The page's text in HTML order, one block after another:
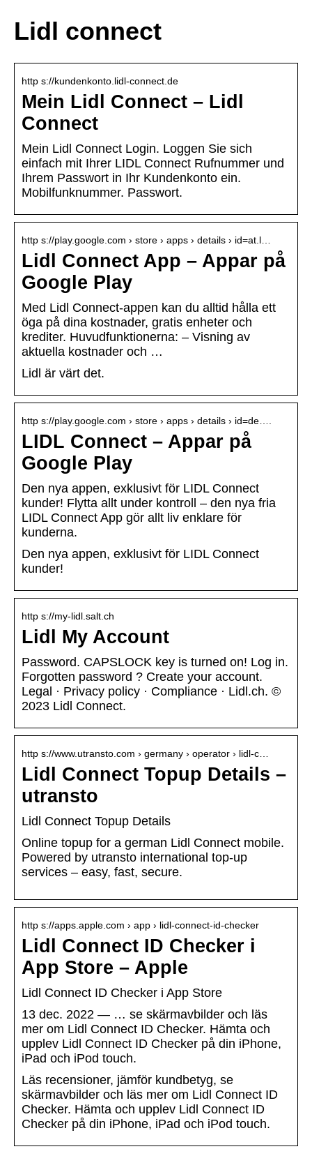
Lidl connect
http s://kundenkonto.lidl-connect.de
Mein Lidl Connect – Lidl
Connect
Mein Lidl Connect Login. Loggen Sie sich
einfach mit Ihrer LIDL Connect Rufnummer und
Ihrem Passwort in Ihr Kundenkonto ein.
Mobilfunknummer. Passwort.
http s://play.google.com › store › apps › details › id=at.l…
Lidl Connect App – Appar på
Google Play
Med Lidl Connect-appen kan du alltid hålla ett
öga på dina kostnader, gratis enheter och
krediter. Huvudfunktionerna: – Visning av
aktuella kostnader och …
Lidl är värt det.
http s://play.google.com › store › apps › details › id=de….
LIDL Connect – Appar på
Google Play
Den nya appen, exklusivt för LIDL Connect
kunder! Flytta allt under kontroll – den nya fria
LIDL Connect App gör allt liv enklare för
kunderna.
Den nya appen, exklusivt för LIDL Connect
kunder!
http s://my-lidl.salt.ch
Lidl My Account
Password. CAPSLOCK key is turned on! Log in.
Forgotten password ? Create your account.
Legal · Privacy policy · Compliance · Lidl.ch. ©
2023 Lidl Connect.
http s://www.utransto.com › germany › operator › lidl-c…
Lidl Connect Topup Details –
utransto
Lidl Connect Topup Details
Online topup for a german Lidl Connect mobile.
Powered by utransto international top-up
services – easy, fast, secure.
http s://apps.apple.com › app › lidl-connect-id-checker
Lidl Connect ID Checker i
App Store – Apple
‎Lidl Connect ID Checker i App Store
13 dec. 2022 — … se skärmavbilder och läs
mer om Lidl Connect ID Checker. Hämta och
upplev Lidl Connect ID Checker på din iPhone,
iPad och iPod touch.
Läs recensioner, jämför kundbetyg, se
skärmavbilder och läs mer om Lidl Connect ID
Checker. Hämta och upplev Lidl Connect ID
Checker på din iPhone, iPad och iPod touch.